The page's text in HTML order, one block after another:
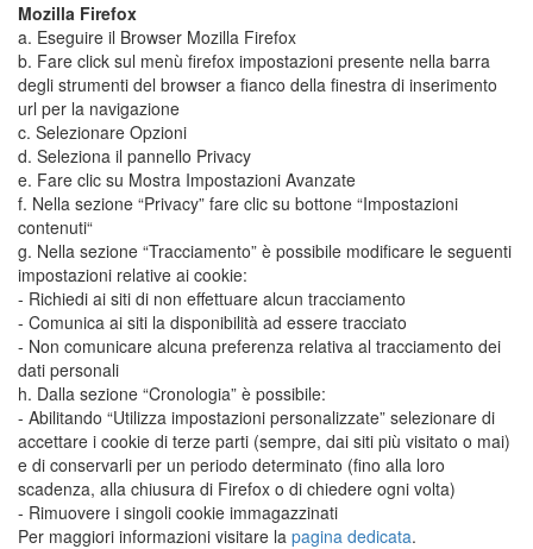
Mozilla Firefox
a. Eseguire il Browser Mozilla Firefox
b. Fare click sul menù firefox impostazioni presente nella barra
degli strumenti del browser a fianco della finestra di inserimento
url per la navigazione
c. Selezionare Opzioni
d. Seleziona il pannello Privacy
e. Fare clic su Mostra Impostazioni Avanzate
f. Nella sezione “Privacy” fare clic su bottone “Impostazioni
contenuti“
g. Nella sezione “Tracciamento” è possibile modificare le seguenti
impostazioni relative ai cookie:
- Richiedi ai siti di non effettuare alcun tracciamento
- Comunica ai siti la disponibilità ad essere tracciato
- Non comunicare alcuna preferenza relativa al tracciamento dei
dati personali
h. Dalla sezione “Cronologia” è possibile:
- Abilitando “Utilizza impostazioni personalizzate” selezionare di
accettare i cookie di terze parti (sempre, dai siti più visitato o mai)
e di conservarli per un periodo determinato (fino alla loro
scadenza, alla chiusura di Firefox o di chiedere ogni volta)
- Rimuovere i singoli cookie immagazzinati
Per maggiori informazioni visitare la pagina dedicata.